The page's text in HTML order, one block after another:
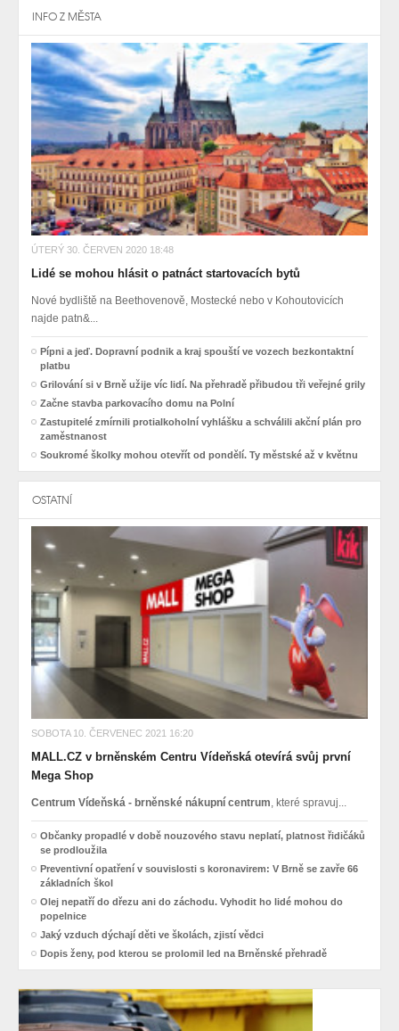
INFO Z MĚSTA
ÚTERÝ 30. ČERVEN 2020 18:48
Lidé se mohou hlásit o patnáct startovacích bytů
Nové bydliště na Beethovenově, Mostecké nebo v Kohoutovicích
najde patn&...
Pípni a jeď. Dopravní podnik a kraj spouští ve vozech bezkontaktní
platbu
Grilování si v Brně užije víc lidí. Na přehradě přibudou tři veřejné grily
Začne stavba parkovacího domu na Polní
Zastupitelé zmírnili protialkoholní vyhlášku a schválili akční plán pro
zaměstnanost
Soukromé školky mohou otevřít od pondělí. Ty městské až v květnu
OSTATNÍ
SOBOTA 10. ČERVENEC 2021 16:20
MALL.CZ v brněnském Centru Vídeňská otevírá svůj první
Mega Shop
Centrum Vídeňská - brněnské nákupní centrum, které spravuj...
Občanky propadlé v době nouzového stavu neplatí, platnost řidičáků
se prodloužila
Preventivní opatření v souvislosti s koronavirem: V Brně se zavře 66
základních škol
Olej nepatří do dřezu ani do záchodu. Vyhodit ho lidé mohou do
popelnice
Jaký vzduch dýchají děti ve školách, zjistí vědci
Dopis ženy, pod kterou se prolomil led na Brněnské přehradě